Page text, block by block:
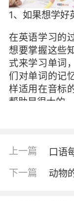
1、如果想学好
在英语学习的
想要掌握这些
式来学习单词
们对单词的记
样适用在音标
帮助是很大的。
孩子们在背完
但是之后就非
上一篇 口语
下一篇 动物